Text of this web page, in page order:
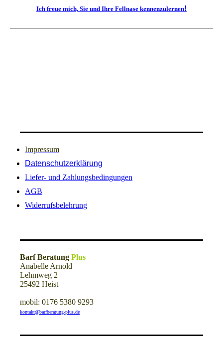
Ich freue mich, Sie und Ihre Fellnase kennenzulernen!
Impressum
Datenschutzerklärung
Liefer- und Zahlungsbedingungen
AGB
Widerrufsbelehrung
Barf Beratung Plus
Anabelle Arnold
Lehmweg 2
25492 Heist
mobil: 0176 5380 9293
kontakt@barfberatung-plus.de